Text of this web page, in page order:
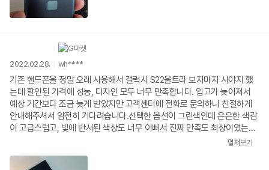
2022.02.28. wh****
기존 핸드폰을 정말 오래 사용해서 갤럭시 S22울트라 보자마자 사야지 했
는데 할인된 가격에 성능, 디자인 모두 너무 만족합니다. 입고가 늦어져서
예상 기간보다 조금 늦게 받았지만 고객센터에 전화로 문의하니 친절하게
안내해주셔서 얌전히 기다려습니다.선택한 옵션이 그린색인데 은은한 색감
이 고급스럽고, 빛에 반사된 색상도 너무 이뻐서 진짜 만족도 최상이였는데
S22 울트라 강추입니다.
펼쳐보기